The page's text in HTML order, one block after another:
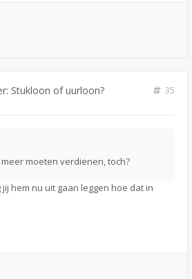
Stukloon of uurloon?
35
moeten verdienen, toch?
hem nu uit gaan leggen hoe dat in